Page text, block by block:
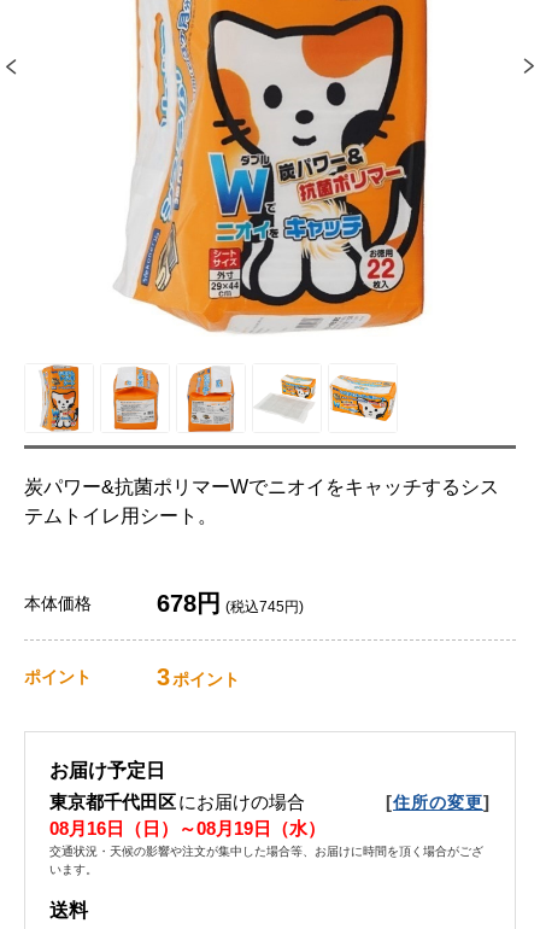
炭パワー&抗菌ポリマーWでニオイをキャッチするシス
テムトイレ用シート。
本体価格 678円 (税込745円)
ポイント 3ポイント
お届け予定日
東京都千代田区にお届けの場合 [住所の変更]
08月16日（日）～08月19日（水）
交通状況・天候の影響や注文が集中した場合等、お届けに時間を頂く場合がござ
います。
送料